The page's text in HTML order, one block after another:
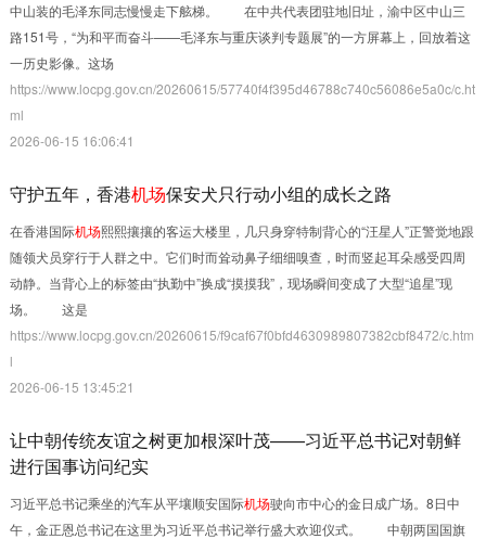
中山装的毛泽东同志慢慢走下舷梯。 在中共代表团驻地旧址，渝中区中山三
路151号，“为和平而奋斗——毛泽东与重庆谈判专题展”的一方屏幕上，回放着这
一历史影像。这场
https://www.locpg.gov.cn/20260615/57740f4f395d46788c740c56086e5a0c/c.ht
ml
2026-06-15 16:06:41
守护五年，香港机场保安犬只行动小组的成长之路
在香港国际机场熙熙攘攘的客运大楼里，几只身穿特制背心的“汪星人”正警觉地跟
随领犬员穿行于人群之中。它们时而耸动鼻子细细嗅查，时而竖起耳朵感受四周
动静。当背心上的标签由“执勤中”换成“摸摸我”，现场瞬间变成了大型“追星”现
场。 这是
https://www.locpg.gov.cn/20260615/f9caf67f0bfd4630989807382cbf8472/c.htm
l
2026-06-15 13:45:21
让中朝传统友谊之树更加根深叶茂——习近平总书记对朝鲜
进行国事访问纪实
习近平总书记乘坐的汽车从平壤顺安国际机场驶向市中心的金日成广场。8日中
午，金正恩总书记在这里为习近平总书记举行盛大欢迎仪式。 中朝两国国旗